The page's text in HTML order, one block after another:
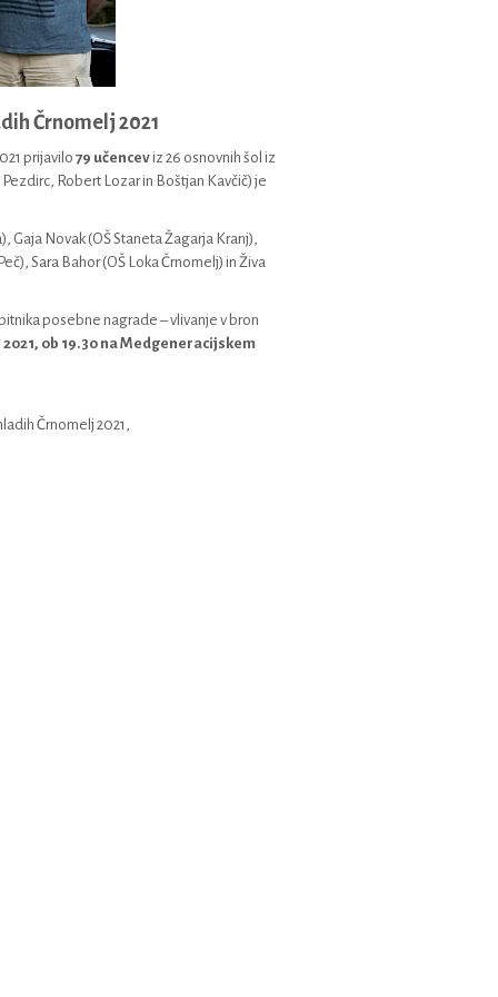
Črnomelj 2021
prijavilo 79 učenceviz 26 osnovnih šol iz
Robert Lozar in Boštjan Kavčič) je
Gaja Novak (OŠ Staneta Žagarja Kranj),
Sara Bahor (OŠ Loka Črnomelj) in Živa
posebne nagrade – vlivanje v bron
ob 19.30 na Medgeneracijskem
Črnomelj 2021,